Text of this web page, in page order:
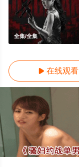
全集/全集
 在线观看